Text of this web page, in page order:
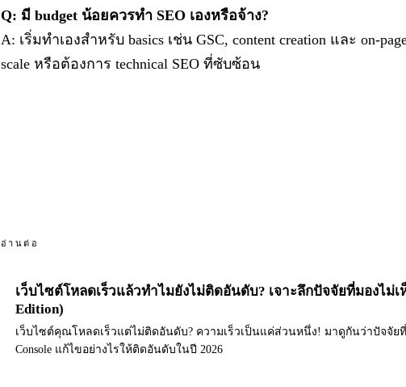
Q: มี budget น้อยควรทำ SEO เองหรือจ้าง?
A: เริ่มทำเองสำหรับ basics เช่น GSC, content creation และ on-
scale หรือต้องการ technical SEO ที่ซับซ้อน
อ่านต่อ
เว็บไซต์โหลดเร็วแล้วทำไมยังไม่ติดอันดับ? เจาะลึกปัจจัยที่มองไม่เ
Edition)
เว็บไซต์คุณโหลดเร็วแต่ไม่ติดอันดับ? ความเร็วเป็นแค่ส่วนหนึ่ง! มาดูกันว่าปัจจัยที่
Console แก้ไขอย่างไรให้ติดอันดับในปี 2026